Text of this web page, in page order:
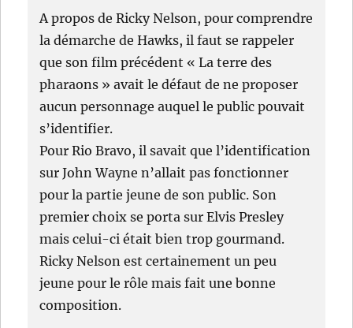
A propos de Ricky Nelson, pour comprendre
la démarche de Hawks, il faut se rappeler
que son film précédent « La terre des
pharaons » avait le défaut de ne proposer
aucun personnage auquel le public pouvait
s’identifier.
Pour Rio Bravo, il savait que l’identification
sur John Wayne n’allait pas fonctionner
pour la partie jeune de son public. Son
premier choix se porta sur Elvis Presley
mais celui-ci était bien trop gourmand.
Ricky Nelson est certainement un peu
jeune pour le rôle mais fait une bonne
composition.